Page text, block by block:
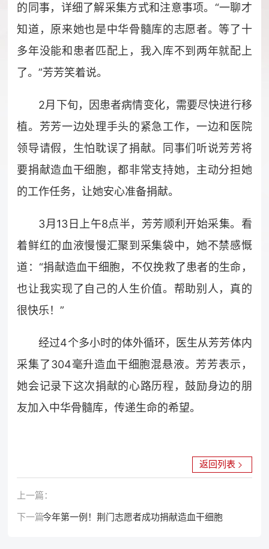
的同事，详细了解采集方式和注意事项。“一聊才
知道，原来她也是中华骨髓库的志愿者。等了十
多年没能和患者匹配上，我入库不到两年就配上
了。”芳芳笑着说。
2月下旬，因患者病情变化，需要尽快进行移
植。芳芳一边处理手头的紧急工作，一边和医院
领导请假，生怕耽误了捐献。同事们听说芳芳将
要捐献造血干细胞，都非常支持她，主动分担她
的工作任务，让她安心准备捐献。
3月13日上午8点半，芳芳顺利开始采集。看
着鲜红的血液慢慢汇聚到采集袋中，她不禁感慨
道：“捐献造血干细胞，不仅挽救了患者的生命，
也让我实现了自己的人生价值。帮助别人，真的
很快乐！”
经过4个多小时的体外循环，医生从芳芳体内
采集了304毫升造血干细胞混悬液。芳芳表示，
她会记录下这次捐献的心路历程，鼓励身边的朋
友加入中华骨髓库，传递生命的希望。
上一篇：
下一篇：今年第一例！荆门志愿者成功捐献造血干细胞
返回列表